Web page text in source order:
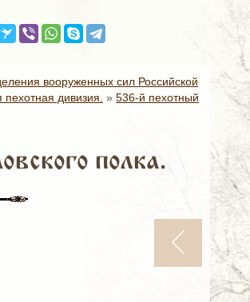
вооруженных сил Российской
пехотная дивизия. » 536-й пехотный
полка.